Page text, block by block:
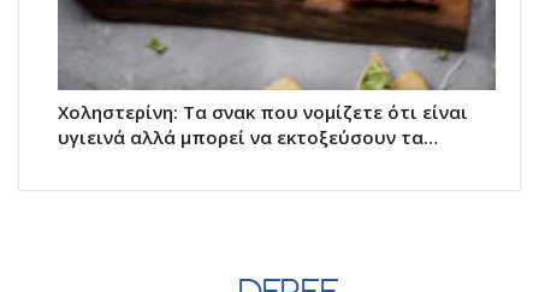
Χοληστερίνη: Τα σνακ που νομίζετε ότι είναι
υγιεινά αλλά μπορεί να εκτοξεύσουν τα…